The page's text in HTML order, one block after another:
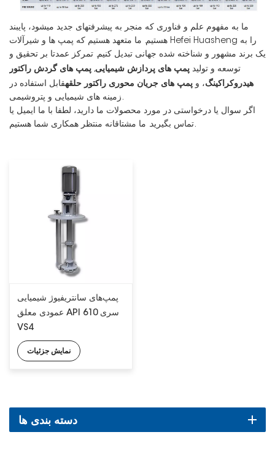
ما به مفهوم علم و فناوری که منجر به پیشرفتهای جدید میشود، پایبند
هستیم. ما متعهد هستیم که پمپ ها و شیرآلات Hefei Huasheng را به
یک برند مشهور و شناخته شده جهانی تبدیل کنیم. تمرکز عمدتا بر تحقیق و
توسعه و تولید پمپ های پردازش شیمیایی, پمپ های گردش راکتور
هیدروکراکینگ، و پمپ های جریان محوری راکتور حلقهقابل استفاده در
زمینه های شیمیایی و پتروشیمی.
اگر سوال یا درخواستی در مورد محصولات ما دارید، لطفا با ما ایمیل یا
تماس بگیرید. ما مشتاقانه منتظر همکاری شما هستیم.
پمپ‌های سانتریفیوژ شیمیایی
عمودی معلق API 610 سری
VS4
نمایش جزئیات
دسته بندی ها